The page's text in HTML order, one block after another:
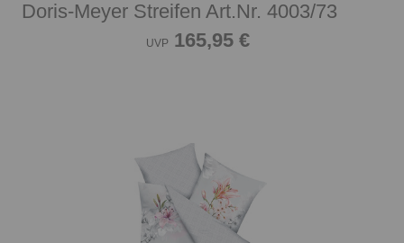
Doris-Meyer Streifen Art.Nr. 4003/73
UVP 165,95 €